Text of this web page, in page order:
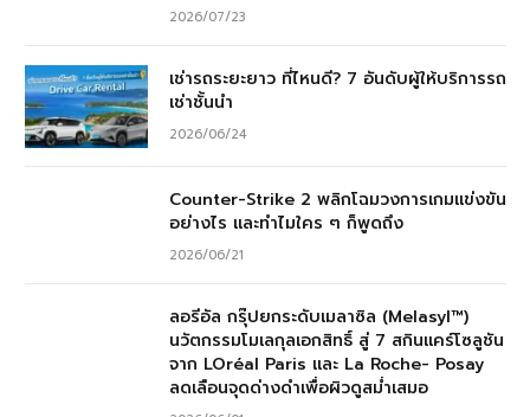
2026/07/23
เช่ารถระยะยาว ที่ไหนดี? 7 อันดับผู้ให้บริการรถ
เช่าชั้นนำ
2026/06/24
Counter-Strike 2 พลิกโฉมวงการเกมแข่งขัน
อย่างไร และทำไมใคร ๆ ก็พูดถึง
2026/06/21
ลอรีอัล กรุ๊ปยกระดับเมลาซิล (Melasyl™)
นวัตกรรมโมเลกุลเอกสิทธิ์ สู่ 7 สกินแคร์โซลูชัน
จาก LOréal Paris และ La Roche- Posay
ลดเลือนจุดด่างดำเพื่อผิวดูสม่ำเสมอ